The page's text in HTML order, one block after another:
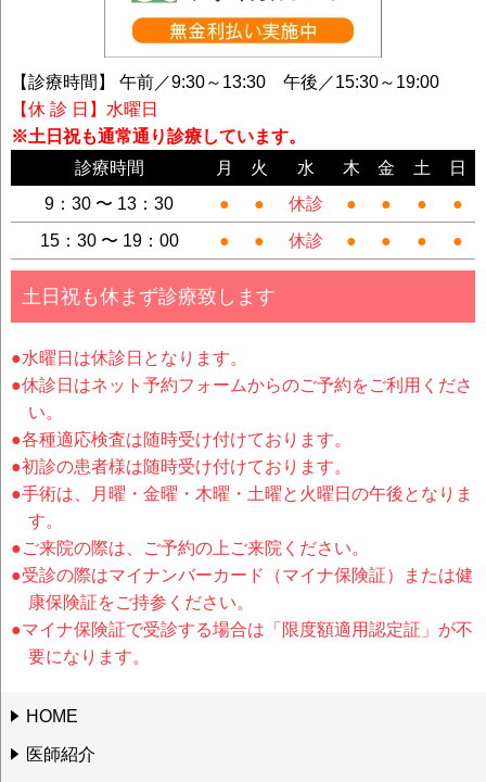
【診療時間】 午前／9:30～13:30 午後／15:30～19:00
【休 診 日】水曜日
※土日祝も通常通り診療しています。
診療時間
月 火 水 木 金 土
日
9：30 〜 13：30
● ● 休診 ● ● ●
●
15：30 〜 19：00
● ● 休診 ● ● ● ●
土日祝も休まず診療致します
●水曜日は休診日となります。
●休診日はネット予約フォームからのご予約をご利用くださ
い。
●各種適応検査は随時受け付けております。
●初診の患者様は随時受け付けております。
●手術は、月曜・金曜・木曜・土曜と火曜日の午後となりま
す。
●ご来院の際は、ご予約の上ご来院ください。
●受診の際はマイナンバーカード（マイナ保険証）または健
康保険証をご持参ください。
●マイナ保険証で受診する場合は「限度額適用認定証」が不
要になります。
HOME
医師紹介